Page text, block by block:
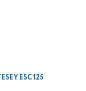
ESC 125